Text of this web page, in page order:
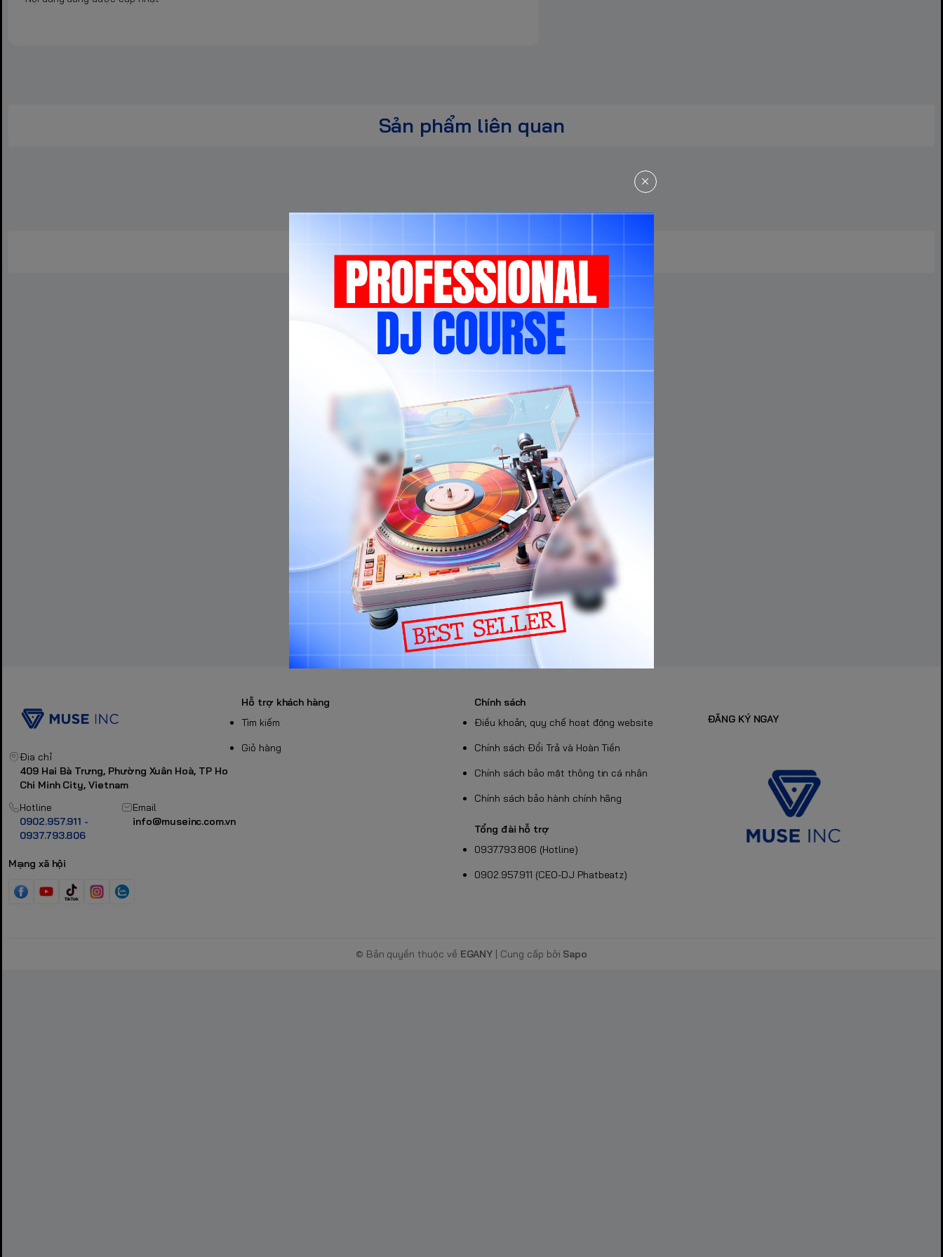
Sản phẩm liên quan
Sản phẩm cùng phân khúc
Địa chỉ
409 Hai Bà Trưng, Phường Xuân Hoà, TP Ho
Chi Minh City, Vietnam
Hotline
0902.957.911 -
0937.793.806
Email
info@museinc.com.vn
Mạng xã hội
Hỗ trợ khách hàng
Tìm kiếm
Giỏ hàng
Chính sách
Điều khoản, quy chế hoạt động website
Chính sách Đổi Trả và Hoàn Tiền
Chính sách bảo mật thông tin cá nhân
Chính sách bảo hành chính hãng
Tổng đài hỗ trợ
0937.793.806 (Hotline)
0902.957.911 (CEO-DJ Phatbeatz)
ĐĂNG KÝ NGAY
© Bản quyền thuộc về EGANY | Cung cấp bởi Sapo